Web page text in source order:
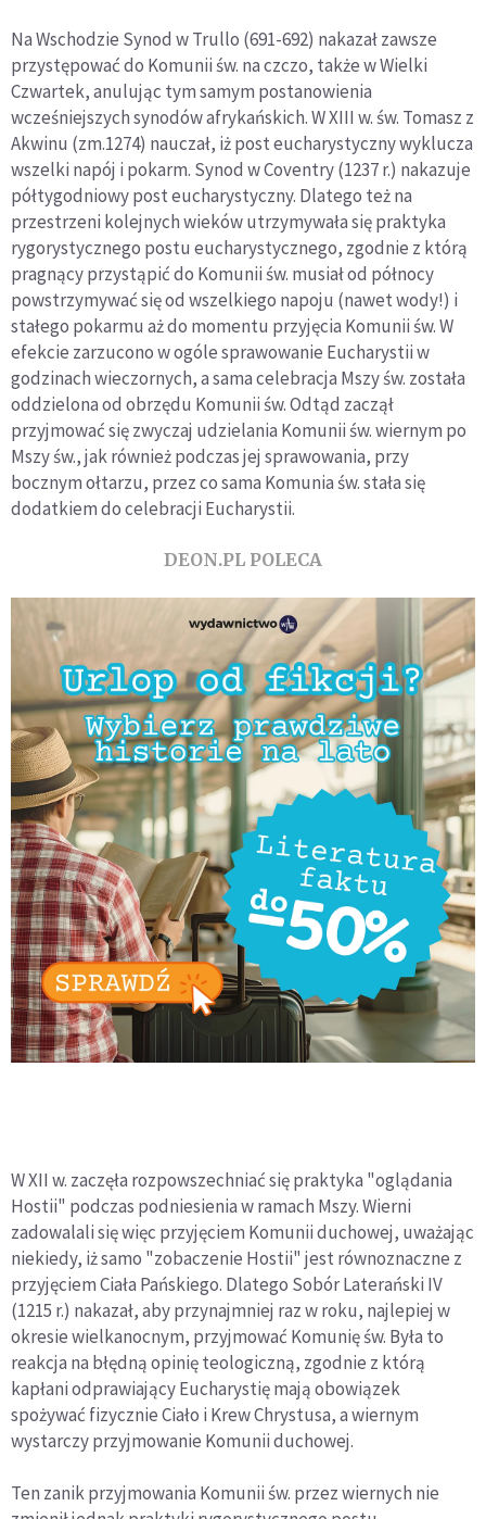
Na Wschodzie Synod w Trullo (691-692) nakazał zawsze
przystępować do Komunii św. na czczo, także w Wielki
Czwartek, anulując tym samym postanowienia
wcześniejszych synodów afrykańskich. W XIII w. św. Tomasz z
Akwinu (zm.1274) nauczał, iż post eucharystyczny wyklucza
wszelki napój i pokarm. Synod w Coventry (1237 r.) nakazuje
półtygodniowy post eucharystyczny. Dlatego też na
przestrzeni kolejnych wieków utrzymywała się praktyka
rygorystycznego postu eucharystycznego, zgodnie z którą
pragnący przystąpić do Komunii św. musiał od północy
powstrzymywać się od wszelkiego napoju (nawet wody!) i
stałego pokarmu aż do momentu przyjęcia Komunii św. W
efekcie zarzucono w ogóle sprawowanie Eucharystii w
godzinach wieczornych, a sama celebracja Mszy św. została
oddzielona od obrzędu Komunii św. Odtąd zaczął
przyjmować się zwyczaj udzielania Komunii św. wiernym po
Mszy św., jak również podczas jej sprawowania, przy
bocznym ołtarzu, przez co sama Komunia św. stała się
dodatkiem do celebracji Eucharystii.
DEON.PL POLECA
W XII w. zaczęła rozpowszechniać się praktyka "oglądania
Hostii" podczas podniesienia w ramach Mszy. Wierni
zadowalali się więc przyjęciem Komunii duchowej, uważając
niekiedy, iż samo "zobaczenie Hostii" jest równoznaczne z
przyjęciem Ciała Pańskiego. Dlatego Sobór Laterański IV
(1215 r.) nakazał, aby przynajmniej raz w roku, najlepiej w
okresie wielkanocnym, przyjmować Komunię św. Była to
reakcja na błędną opinię teologiczną, zgodnie z którą
kapłani odprawiający Eucharystię mają obowiązek
spożywać fizycznie Ciało i Krew Chrystusa, a wiernym
wystarczy przyjmowanie Komunii duchowej.
Ten zanik przyjmowania Komunii św. przez wiernych nie